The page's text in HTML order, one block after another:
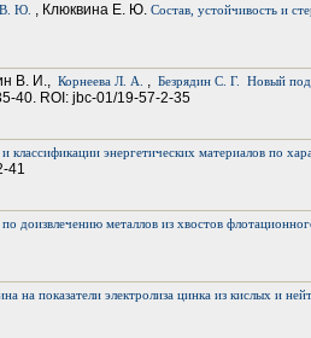
Ю. , Клюквина Е. Ю. Состав, устойчивость и
В. И., Корнеева Л. А. , Безрядин С. Г.
Новый
40. ROI: jbc-01/19-57-2-35
классификации энергетических материалов по
41
доизвлечению металлов из хвостов
на показатели электролиза цинка из кислых и